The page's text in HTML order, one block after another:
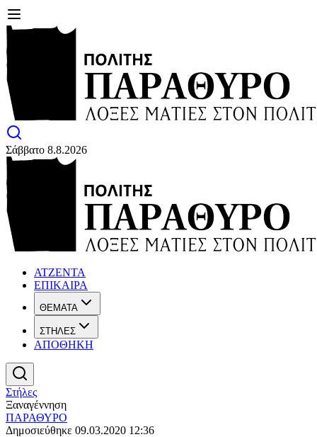
Σάββατο 8.8.2026
ΑΤΖΕΝΤΑ
ΕΠΙΚΑΙΡΑ
ΘΕΜΑΤΑ
ΣΤΗΛΕΣ
ΑΠΟΘΗΚΗ
Στήλες
Ξαναγέννηση
ΠΑΡΑΘΥΡΟ
Δημοσιεύθηκε 09.03.2020 12:36